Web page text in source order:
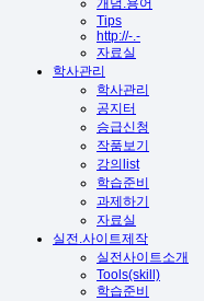
개념.용어
Tips
http://-.-
자료실
학사관리
학사관리
공지터
승급신청
작품보기
강의list
학습준비
과제하기
자료실
실전.사이트제작
실전사이트소개
Tools(skill)
학습준비